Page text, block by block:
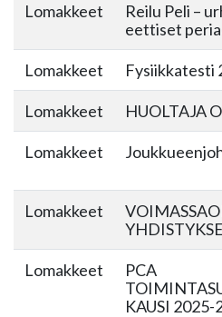
Lomakkeet
Reilu Peli –
eettiset
Lomakkeet Fysiikkatesti
Lomakkeet HUOLTAJA
Lomakkeet
Lomakkeet
Lomakkeet
PCA
KAUSI 2025-